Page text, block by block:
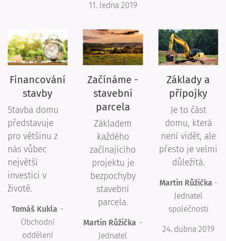
11. ledna 2019
Financování
stavby
Stavba domu
představuje
pro většinu z
nás vůbec
největší
investici v
životě.
Tomáš Kukla -
Obchodní
oddělení
Začínáme -
stavební
parcela
Základem
každého
začínajícího
projektu je
bezpochyby
stavební
parcela.
Martin Růžička -
Jednatel
Základy a
přípojky
Je to část
domu, která
není vidět, ale
přesto je velmi
důležitá.
Martin Růžička -
Jednatel
společnosti
24. dubna 2019